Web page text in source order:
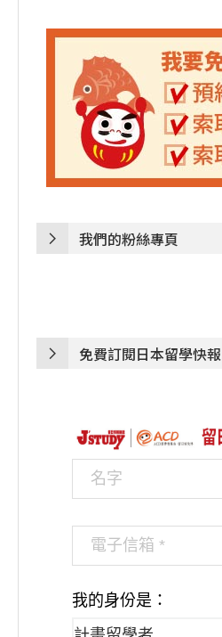
我們的粉絲專頁
免費訂閱日本留學快報
我的身份是：